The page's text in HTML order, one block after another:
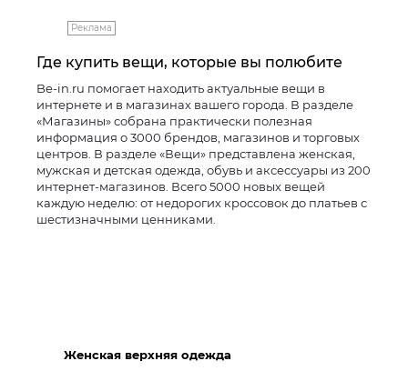
Реклама
Где купить вещи, которые вы полюбите
Be-in.ru помогает находить актуальные вещи в
интернете и в магазинах вашего города. В разделе
«Магазины» собрана практически полезная
информация о 3000 брендов, магазинов и торговых
центров. В разделе «Вещи» представлена женская,
мужская и детская одежда, обувь и аксессуары из 200
интернет-магазинов. Всего 5000 новых вещей
каждую неделю: от недорогих кроссовок до платьев с
шестизначными ценниками.
Женская верхняя одежда